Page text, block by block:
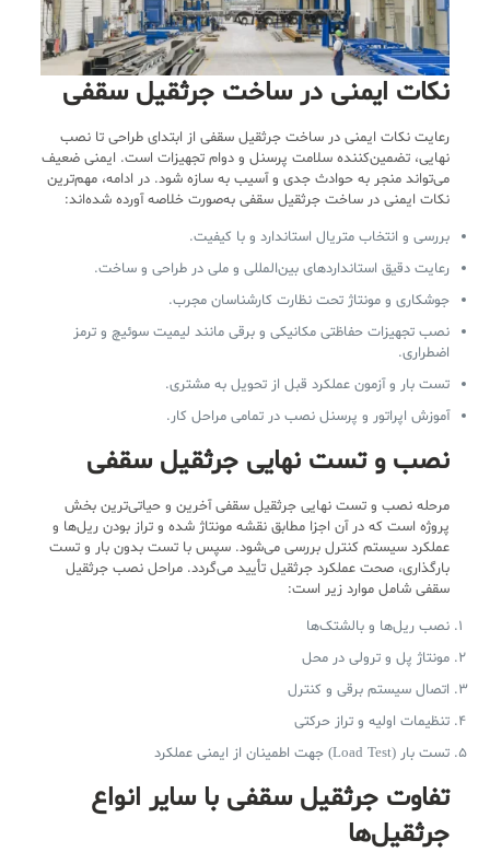
نکات ایمنی در ساخت جرثقیل سقفی
رعایت نکات ایمنی در ساخت جرثقیل سقفی از ابتدای طراحی تا نصب
نهایی، تضمین‌کننده سلامت پرسنل و دوام تجهیزات است. ایمنی ضعیف
می‌تواند منجر به حوادث جدی و آسیب به سازه شود. در ادامه، مهم‌ترین
نکات ایمنی در ساخت جرثقیل سقفی به‌صورت خلاصه آورده شده‌اند:
بررسی و انتخاب متریال استاندارد و با کیفیت.
رعایت دقیق استانداردهای بین‌المللی و ملی در طراحی و ساخت.
جوشکاری و مونتاژ تحت نظارت کارشناسان مجرب.
نصب تجهیزات حفاظتی مکانیکی و برقی مانند لیمیت سوئیچ و ترمز
اضطراری.
تست بار و آزمون عملکرد قبل از تحویل به مشتری.
آموزش اپراتور و پرسنل نصب در تمامی مراحل کار.
نصب و تست نهایی جرثقیل سقفی
مرحله نصب و تست نهایی جرثقیل سقفی آخرین و حیاتی‌ترین بخش
پروژه است که در آن اجزا مطابق نقشه مونتاژ شده و تراز بودن ریل‌ها و
عملکرد سیستم کنترل بررسی می‌شود. سپس با تست بدون بار و تست
بارگذاری، صحت عملکرد جرثقیل تأیید می‌گردد. مراحل نصب جرثقیل
سقفی شامل موارد زیر است:
نصب ریل‌ها و بالشتک‌ها
مونتاژ پل و ترولی در محل
اتصال سیستم برقی و کنترل
تنظیمات اولیه و تراز حرکتی
تست بار (Load Test) جهت اطمینان از ایمنی عملکرد
تفاوت جرثقیل سقفی با سایر انواع
جرثقیل‌ها